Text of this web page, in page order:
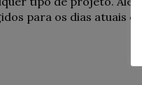
para os dias atuais